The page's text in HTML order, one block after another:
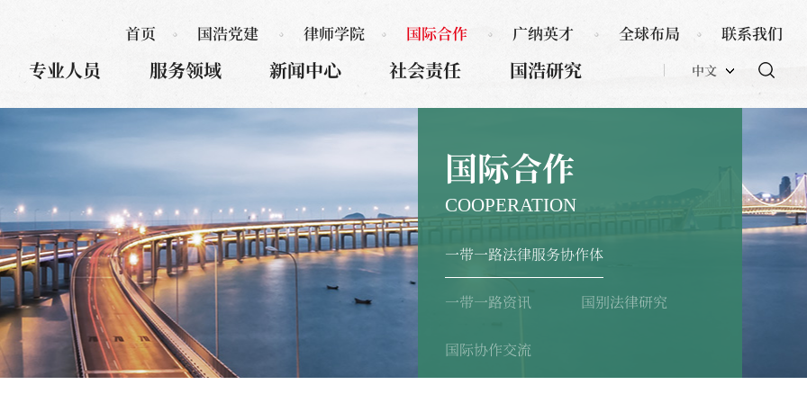
专业人员 服务领域 新闻中心 社会责任 国浩研究 中文
首页 国浩党建 律师学院 国际合作 广纳英才 全球布局 联系我们
国际合作
COOPERATION
一带一路法律服务协作体
一带一路资讯 国别法律研究
国际协作交流